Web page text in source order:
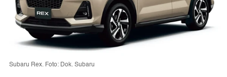
Subaru Rex. Foto: Dok. Subaru